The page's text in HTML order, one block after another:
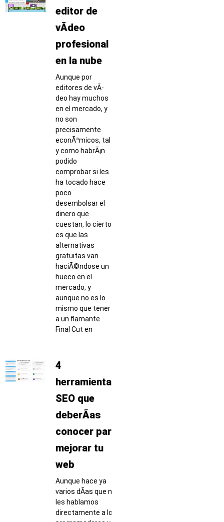
editor de
vÃ­deo
profesional
en la nube
Aunque por
editores de vÃ­
deo hay muchos
en el mercado, y
no son
precisamente
econÃ³micos, tal
y como habrÃ¡n
podido
comprobar si les
ha tocado hace
poco
desembolsar el
dinero que
cuestan, lo cierto
es que las
alternativas
gratuitas van
haciÃ©ndose un
hueco en el
mercado, y
aunque no es lo
mismo que tener
a un flamante
Final Cut en
4
herramientas
SEO que
deberÃ­as
conocer para
mejorar tu
web
Aunque hace ya
varios dÃ­as que no
les hablamos
directamente a los